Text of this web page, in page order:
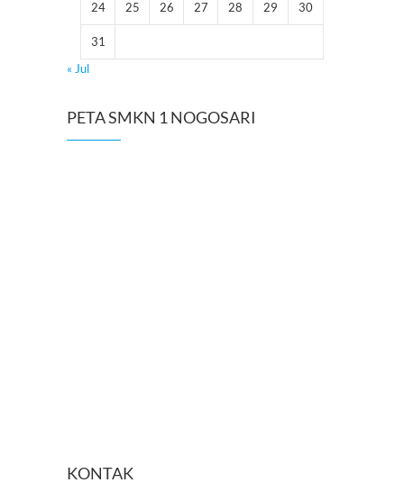
24 25 26 27 28 29 30
31
« Jul
PETA SMKN 1 NOGOSARI
KONTAK